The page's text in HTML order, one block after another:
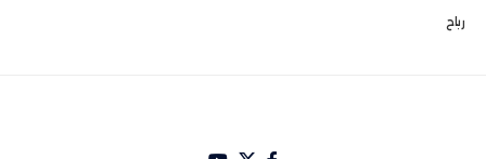
رباح